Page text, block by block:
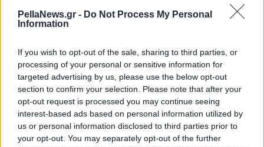
PellaNews.gr - Do Not Process My Personal
Information
If you wish to opt-out of the sale, sharing to third parties, or
processing of your personal or sensitive information for
targeted advertising by us, please use the below opt-out
section to confirm your selection. Please note that after your
opt-out request is processed you may continue seeing
interest-based ads based on personal information utilized by
us or personal information disclosed to third parties prior to
your opt-out. You may separately opt-out of the further
Πέρα από τις ενημερώσεις που πραγματοποιούμε
τους συλλόγους γονέων και κηδεμόνων, τους
πολιτιστικούς συλλόγους του νομού που
διοργανώνουν διάφορες γιορτές (π.χ. γιορτή
τσίπουρου αλλά και άλλες), τους
καταστηματάρχες στα σούπερ μάρκετ, στα
περίπτερα, στα νυχτερινά μαγαζιά, αλλά και τις